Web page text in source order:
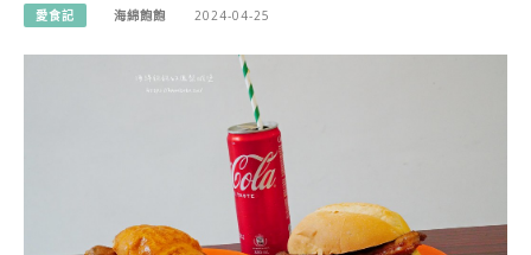
愛食記 海綿飽飽 2024-04-25